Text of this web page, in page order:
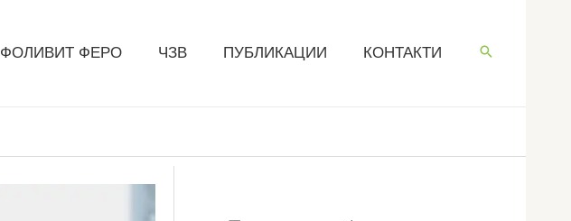
ФОЛИВИТ ФЕРО ЧЗВ ПУБЛИКАЦИИ КОНТАКТИ